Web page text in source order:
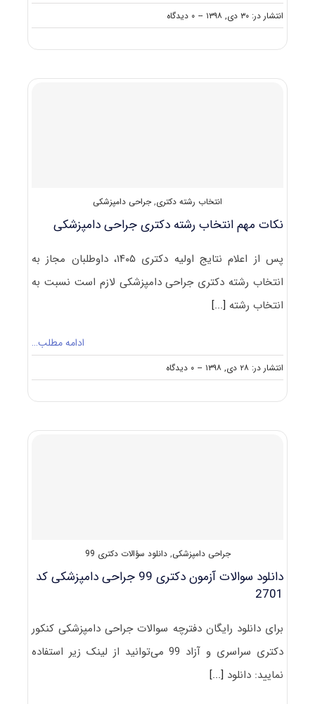
انتشار در: ۳۰ دی, ۱۳۹۸ -- ۰ دیدگاه
on
کارنامه
آزمون
انتخاب رشته دکتری,جراحی دامپزشکی
نکات مهم انتخاب رشته دکتری جراحی دامپزشکی
پس از اعلام نتایج اولیه دکتری ۱۴۰۵، داوطلبان مجاز به
انتخاب رشته دکتری جراحی دامپزشکی لازم است نسبت به
انتخاب رشته [...]
ادامه مطلب…
انتشار در: ۲۸ دی, ۱۳۹۸ -- ۰ دیدگاه
on
نکات
دکتری
جراحی دامپزشکی,دانلود سؤالات دکتری 99
دانلود سوالات آزمون دکتری 99 جراحی دامپزشکی کد
2701
برای دانلود رایگان دفترچه سوالات جراحی دامپزشکی کنکور
دکتری سراسری و آزاد 99 می‌توانید از لینک زیر استفاده
نمایید: دانلود [...]